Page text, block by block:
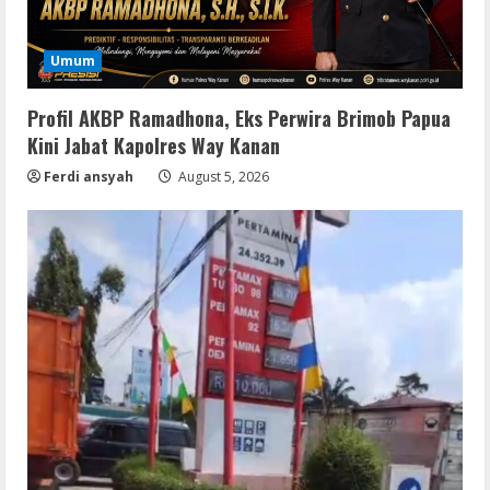
Umum
Profil AKBP Ramadhona, Eks Perwira Brimob Papua
Kini Jabat Kapolres Way Kanan
Ferdi ansyah August 5, 2026